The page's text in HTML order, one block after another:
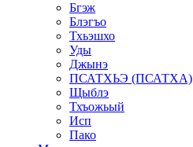
Бгэж
Блэгъо
Тхьэшхо
Уды
Джынэ
ПСАТХЬЭ (ПСАТХА)
Щыблэ
Тхъожьый
Исп
Пако